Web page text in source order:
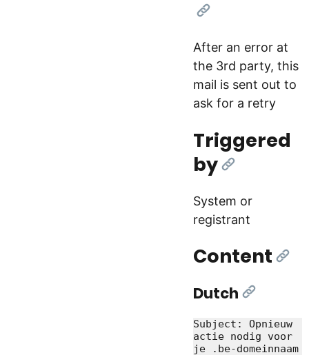
[Link]
After an error at
the 3rd party, this
mail is sent out to
ask for a retry
Triggered
by[Link]
System or
registrant
Content
Dutch [Link]
Subject: Opnieuw
actie nodig voor
je .be-domeinnaam